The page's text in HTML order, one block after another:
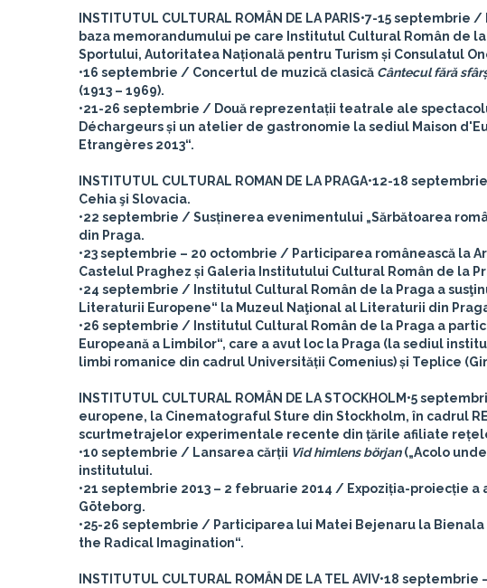
INSTITUTUL CULTURAL ROMÂN DE LA PARIS•7-15 septembrie
baza memorandumului pe care Institutul Cultural Român de
Sportului, Autoritatea Națională pentru Turism și Consulatul
•16 septembrie / Concertul de muzică clasică Cântecul fără
(1913 – 1969).
•21-26 septembrie / Două reprezentații teatrale ale
Déchargeurs și un atelier de gastronomie la sediul Maison
Etrangères 2013“.
INSTITUTUL CULTURAL ROMAN DE LA PRAGA•12-18
Cehia şi Slovacia.
•22 septembrie / Susținerea evenimentului „Sărbătoarea
din Praga.
•23 septembrie – 20 octombrie / Participarea românească la
Castelul Praghez și Galeria Institutului Cultural Român de la
•24 septembrie / Institutul Cultural Român de la Praga a
Literaturii Europene“ la Muzeul Naţional al Literaturii din
•26 septembrie / Institutul Cultural Român de la Praga a
Europeană a Limbilor“, care a avut loc la Praga (la sediul
limbi romanice din cadrul Universității Comenius) și Teplice
INSTITUTUL CULTURAL ROMÂN DE LA STOCKHOLM •5
europene, la Cinematograful Sture din Stockholm, în cadrul
scurtmetrajelor experimentale recente din țările afiliate
•10 septembrie / Lansarea cărții Vid himlens början(„Acolo
institutului.
•21 septembrie 2013 – 2 februarie 2014 / Expoziția-proiecție
Göteborg.
•25-26 septembrie / Participarea lui Matei Bejenaru la
the Radical Imagination“.
INSTITUTUL CULTURAL ROMÂN DE LA TEL AVIV•18 septembrie